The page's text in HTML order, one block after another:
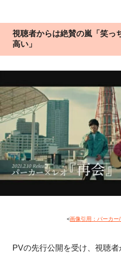
視聴者からは絶賛の嵐「笑っ
高い」
<画像引用：パーカー
PVの先行公開を受け、視聴者